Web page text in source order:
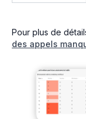
Pour plus de
des appels